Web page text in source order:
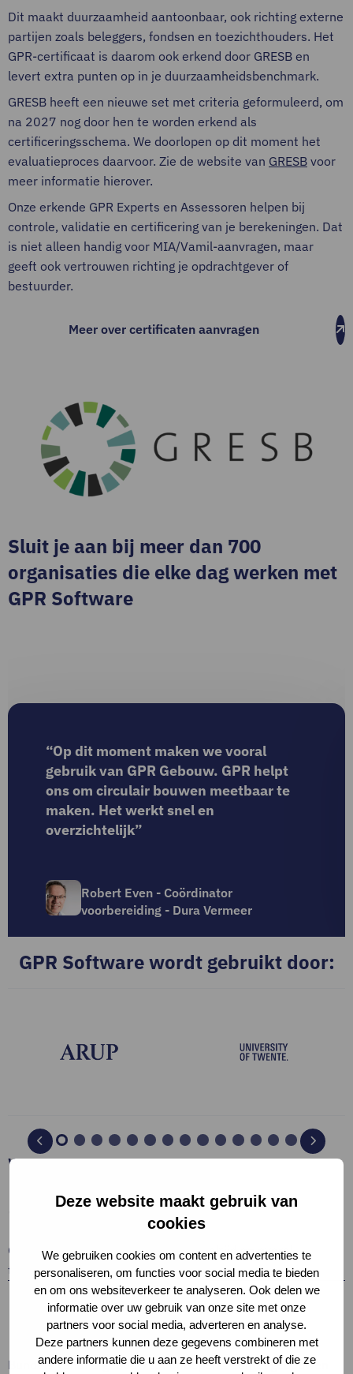
Deze website maakt gebruik van
cookies
We gebruiken cookies om content en advertenties te
personaliseren, om functies voor social media te bieden
en om ons websiteverkeer te analyseren. Ook delen we
informatie over uw gebruik van onze site met onze
partners voor social media, adverteren en analyse.
Deze partners kunnen deze gegevens combineren met
andere informatie die u aan ze heeft verstrekt of die ze
Dit maakt duurzaamheid aantoonbaar, ook richting externe
partijen zoals beleggers, fondsen en toezichthouders. Het
GPR-certificaat is daarom ook erkend door GRESB en
levert extra punten op in je duurzaamheidsbenchmark.
GRESB heeft een nieuwe set met criteria geformuleerd, om
na 2027 nog door hen te worden erkend als
certificeringsschema. We doorlopen op dit moment het
evaluatieproces daarvoor. Zie de website van GRESB voor
meer informatie hierover.
Onze erkende GPR Experts en Assessoren helpen bij
controle, validatie en certificering van je berekeningen. Dat
is niet alleen handig voor MIA/Vamil-aanvragen, maar
geeft ook vertrouwen richting je opdrachtgever of
bestuurder.
Meer over certificaten aanvragen
Sluit je aan bij meer dan 700
organisaties die elke dag werken met
GPR Software
“Op dit moment maken we vooral
gebruik van GPR Gebouw. GPR helpt
ons om circulair bouwen meetbaar te
maken. Het werkt snel en
overzichtelijk”
Robert Even - Coördinator
voorbereiding - Dura Vermeer
GPR Software wordt gebruikt door:
Wat krijg je bij een licentie?
GPR Gebouw werkt volledig online: altijd en overal
toegankelijk
Bundels vanaf 1 gebouw tot onbeperkt aantal gebouwen